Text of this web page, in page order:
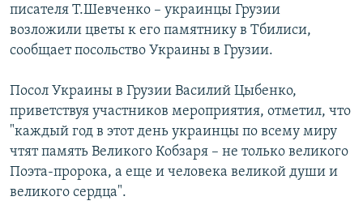
ОБЩЕСТВО
КУЛЬТУРА
МИР
ГОСТЬ НЕДЕЛИ
ПОЗИЦИЯ
ГОЛОСА
ЧИТАЕМ ПРЕССУ
ВИДЕО
ФОТО
АУДИО
ПОДКАСТЫ
ПРИСОЕДИНЯЙТЕСЬ!
Все сайты РСЕ/РС
писателя Т.Шевченко – украинцы Грузии
возложили цветы к его памятнику в Тбилиси,
сообщает посольство Украины в Грузии.
Посол Украины в Грузии Василий Цыбенко,
приветствуя участников мероприятия, отметил, что
"каждый год в этот день украинцы по всему миру
чтят память Великого Кобзаря – не только великого
Поэта-пророка, а еще и человека великой души и
великого сердца".